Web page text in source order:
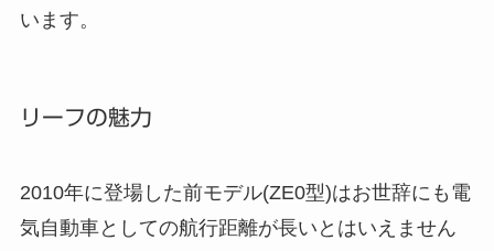
います。
リーフの魅力
2010年に登場した前モデル(ZE0型)はお世辞にも電
気自動車としての航行距離が長いとはいえません